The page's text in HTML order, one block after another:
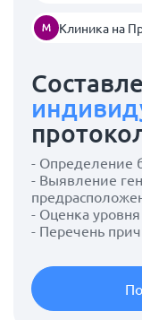
Клиника на
- Определение
- Выявление
- Оценка
- Перечень